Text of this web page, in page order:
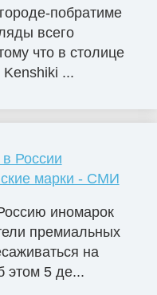
побратиме
всего
что в столице
Kenshiki ...
России
марки - СМИ
иномарок
премиальных
на
этом 5 де...